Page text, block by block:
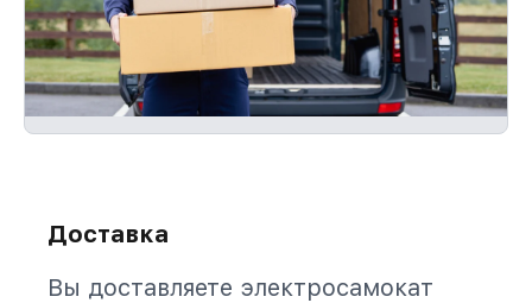
Доставка
Вы доставляете электросамокат